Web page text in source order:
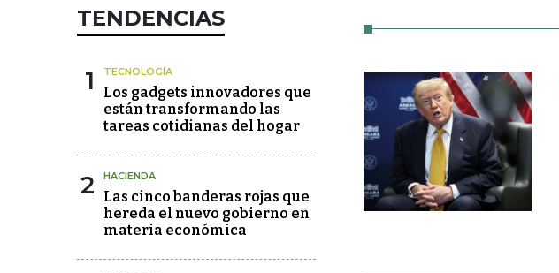
TENDENCIAS
1 TECNOLOGÍA
Los gadgets innovadores que
están transformando las
tareas cotidianas del hogar
2 HACIENDA
Las cinco banderas rojas que
hereda el nuevo gobierno en
materia económica